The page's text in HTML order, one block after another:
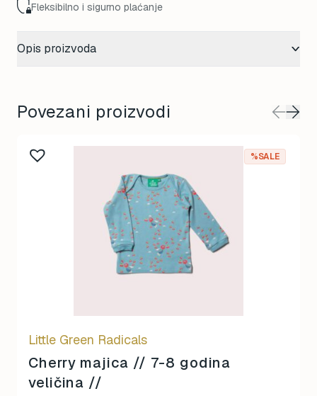
Fleksibilno i sigurno plaćanje
Opis proizvoda
Povezani proizvodi
%SALE
Little Green Radicals
Cherry majica // 7-8 godina
veličina //